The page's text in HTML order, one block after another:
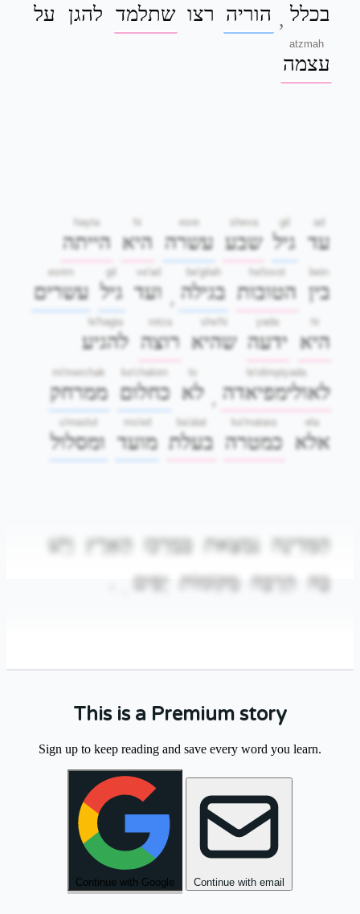
בכלל , הוריה רצו שתלמד להגן על
atzmah
עצמה
ad
עד
gil
גיל
sheva
שבע
esre
עשרה
hi
היא
hayta
הייתה
bein
בין
ha'tovot
הטובות
be'gilah
בגילה ,
ve'ad
ועד
gil
גיל
esrim
עשרים
hi
היא
yada
ידעה
she'hi
שהיא
rotza
רוצה
le'hagia
להגיע
le'olimpiyada
לאולימפיאדה ,
lo
לא
ke'chalom
כחלום
mi'merchak
ממרחק
ela
אלא
ke'matara
כמטרה
ba'alat
בעלת
mo'ed
מועד
u'maslul
ומסלול
הַמְּדִינָה נִמְצֵאת בְּמֶרְכַּז הָאָרֶץ
וְיֵשׁ
בָּהּ הַרְבֵּה מְקוֹמוֹת יָפִים
בַּבֹּקֶר הָלַכְנוּ לַשּׁוּק הַגָּדוֹל וְקָנִינוּ
פֵּרוֹת טְרִיִּים .
.
This is a Premium story
Sign up to keep reading and save every word you learn.
Continue with Google Continue with email